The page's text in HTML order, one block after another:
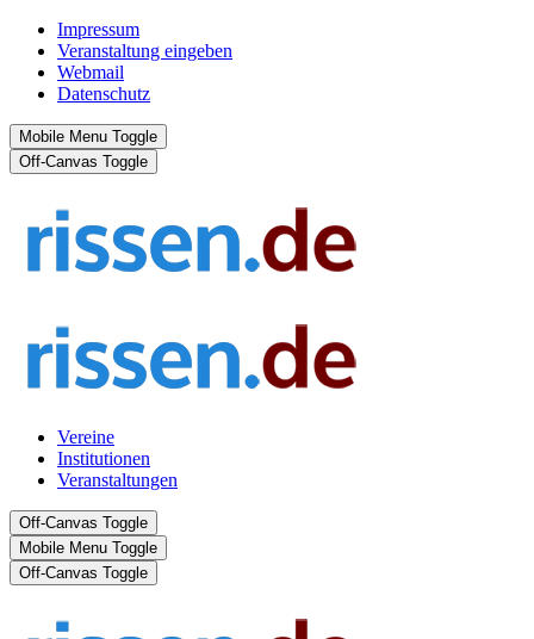
Impressum
Veranstaltung eingeben
Webmail
Datenschutz
Mobile Menu Toggle
Off-Canvas Toggle
Vereine
Institutionen
Veranstaltungen
Off-Canvas Toggle
Mobile Menu Toggle
Off-Canvas Toggle